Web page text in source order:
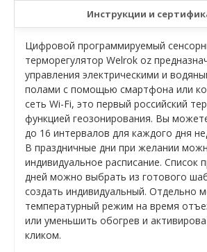
Инструкции и
Цифровой программируемый
терморегулятор Welrok oz
управления электрическими и
полами с помощью смартфона или
сеть Wi-Fi, это первый российский
функцией геозонирования. Вы
до 16 интервалов для каждого дня
В праздничные дни при желании
индивидуальное расписание. Список
дней можно выбрать из готового
создать индивидуальный. Отдельно
температурный режим на время
или уменьшить обогрев и
кликом.